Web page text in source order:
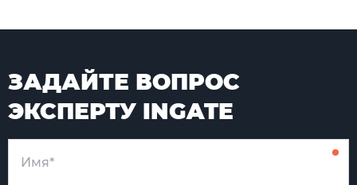
ЗАДАЙТЕ ВОПРОС
ЭКСПЕРТУ INGATE